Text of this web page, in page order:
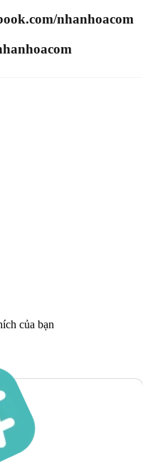
nhanhoacom
của bạn